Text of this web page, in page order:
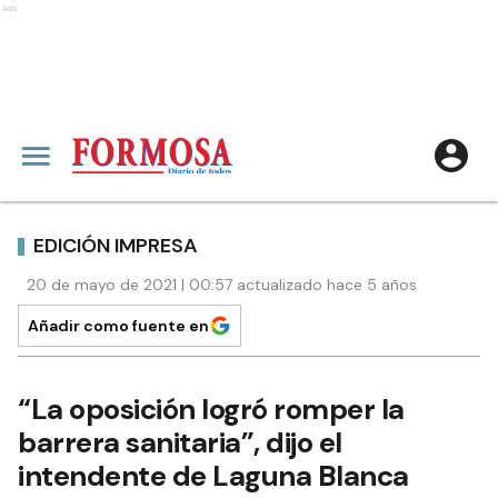
Ads
EDICIÓN IMPRESA
20 de mayo de 2021 | 00:57 actualizado hace 5 años
Añadir como fuente en
“La oposición logró romper la
barrera sanitaria”, dijo el
intendente de Laguna Blanca